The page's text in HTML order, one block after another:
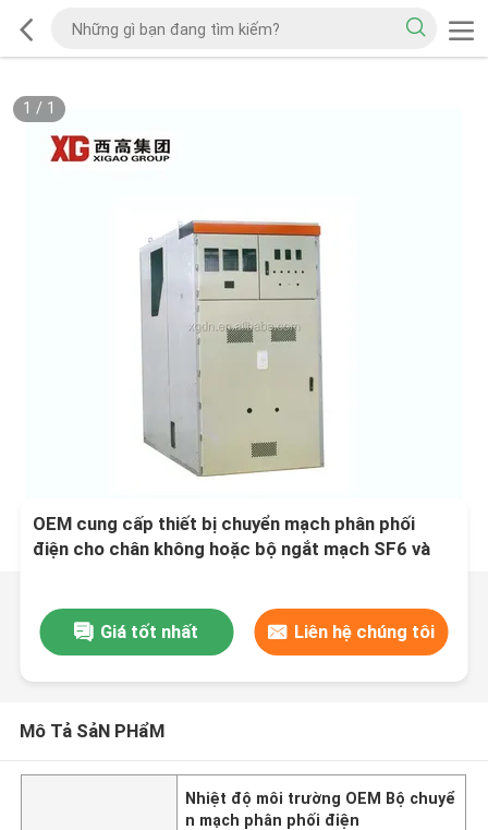
1 / 1
OEM cung cấp thiết bị chuyển mạch phân phối
điện cho chân không hoặc bộ ngắt mạch SF6 và
Giá tốt nhất Liên hệ chúng tôi
Mô Tả SảN PHẩM
Nhiệt độ môi trường OEM Bộ chuyể
n mạch phân phối điện